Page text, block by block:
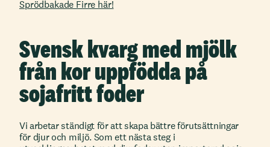
Sprödbakade Firre här!
Svensk kvarg med mjölk
från kor uppfödda på
sojafritt foder
Vi arbetar ständigt för att skapa bättre förutsättningar
för djur och miljö. Som ett nästa steg i